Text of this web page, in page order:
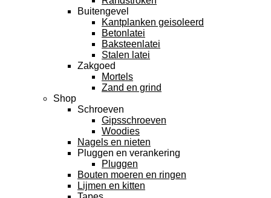
Buitengevel
Kantplanken geisoleerd
Betonlatei
Baksteenlatei
Stalen latei
Zakgoed
Mortels
Zand en grind
Shop
Schroeven
Gipsschroeven
Woodies
Nagels en nieten
Pluggen en verankering
Pluggen
Bouten moeren en ringen
Lijmen en kitten